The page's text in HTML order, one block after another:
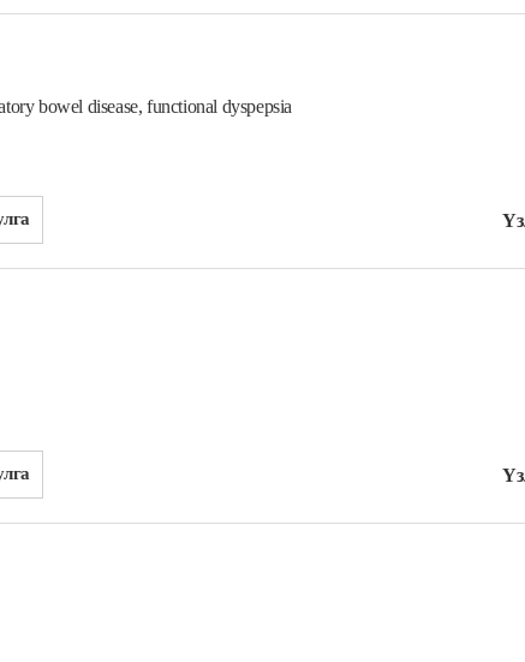
bowel disease, functional dyspepsia